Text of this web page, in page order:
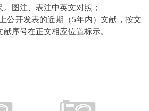
图注、表注中英文对照；
公开发表的近期（5年内）文献，按文
序号在正文相应位置标示。